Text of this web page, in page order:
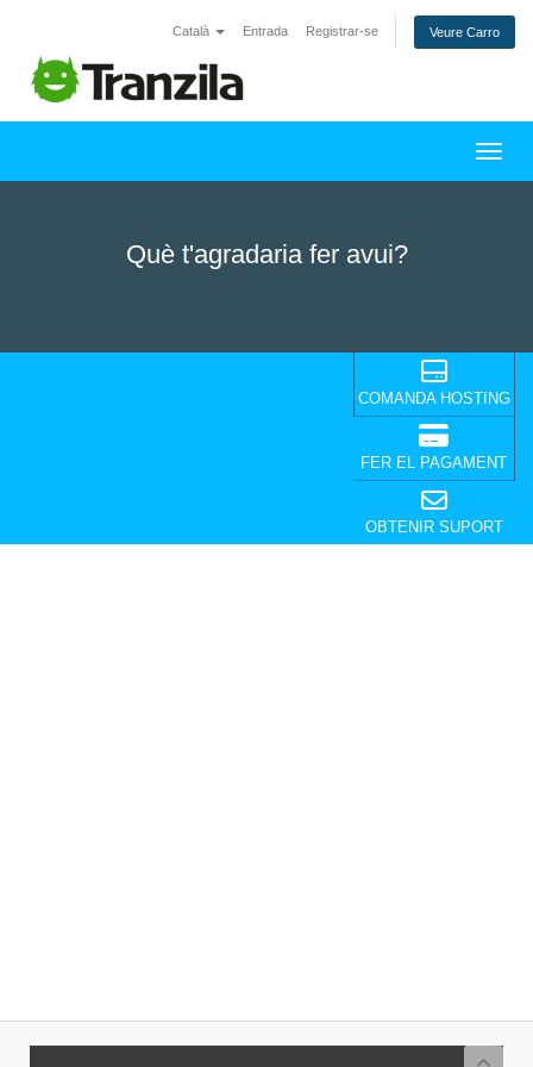
Català Entrada Registrar-se Veure Carro
Què t'agradaria fer avui?
COMANDA HOSTING
FER EL PAGAMENT
OBTENIR SUPORT